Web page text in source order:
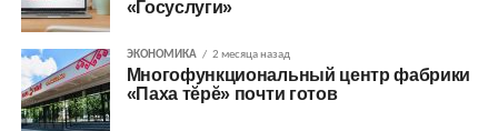
«Госуслуги»
ЭКОНОМИКА 2 месяца назад
Многофункциональный центр фабрики
«Паха тĕрĕ» почти готов